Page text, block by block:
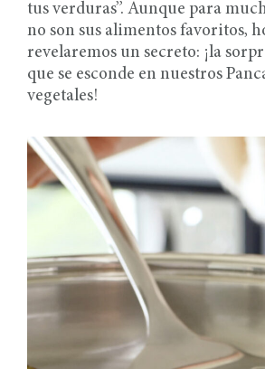
tus verduras”. Aunque para
no son sus alimentos favoritos,
revelaremos un secreto: ¡la
que se esconde en nuestros
vegetales!